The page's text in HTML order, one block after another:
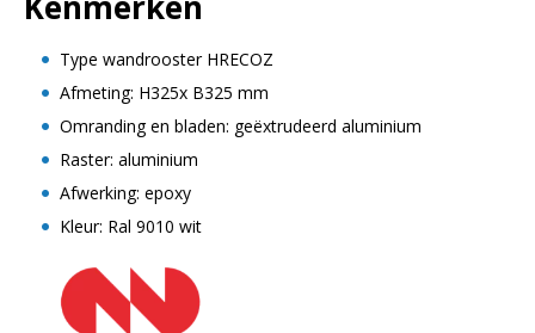
Type wandrooster HRECOZ
Afmeting: H325x B325 mm
Omranding en bladen: geëxtrudeerd aluminium
Raster: aluminium
Afwerking: epoxy
Kleur: Ral 9010 wit